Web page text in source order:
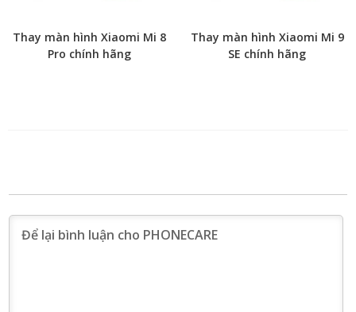
Thay màn hình Xiaomi Mi 8
Pro chính hãng
Thay màn hình Xiaomi Mi 9
SE chính hãng